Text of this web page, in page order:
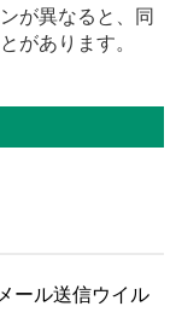
が異なると、同
があります。
ール送信ウイル